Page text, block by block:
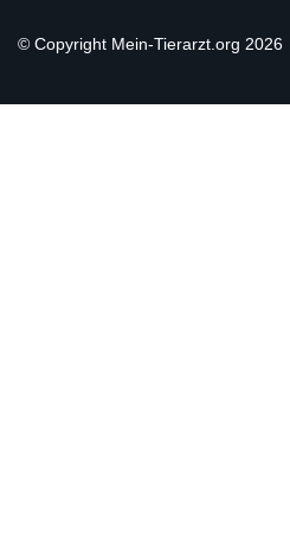
© Copyright Mein-Tierarzt.org 2026